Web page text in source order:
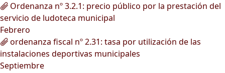
Ordenanza nº 3.2.1: precio público por la prestación del
servicio de ludoteca municipal
Febrero
ordenanza fiscal nº 2.31: tasa por utilización de las
instalaciones deportivas municipales
Septiembre